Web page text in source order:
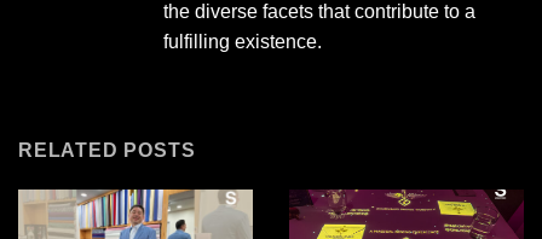
the diverse facets that contribute to a
fulfilling existence.
RELATED POSTS